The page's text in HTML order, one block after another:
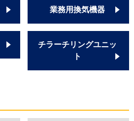
業務用換気機器
チラーチリングユニッ
ト